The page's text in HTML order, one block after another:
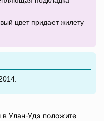
цвет придает жилету
Улан-Удэ положите